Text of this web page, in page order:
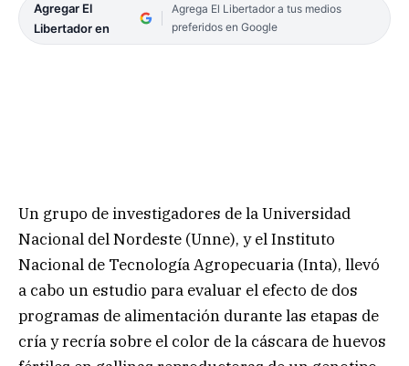
Agregar El
Libertador en
Agrega El Libertador a tus medios
preferidos en Google
Un grupo de investigadores de la Universidad
Nacional del Nordeste (Unne), y el Instituto
Nacional de Tecnología Agropecuaria (Inta), llevó
a cabo un estudio para evaluar el efecto de dos
programas de alimentación durante las etapas de
cría y recría sobre el color de la cáscara de huevos